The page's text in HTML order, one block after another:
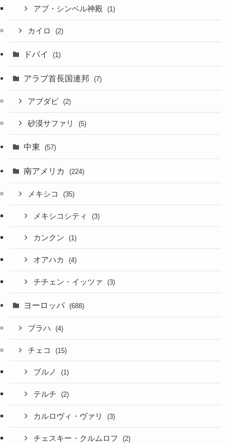
アブ・シンベル神殿 (1)
カイロ (2)
ドバイ (1)
アラブ首長国連邦 (7)
アブダビ (2)
砂漠サファリ (5)
中東 (57)
南アメリカ (224)
メキシコ (35)
メキシコシティ (3)
カンクン (1)
オアハカ (4)
チチェン・イッツァ (3)
ヨーロッパ (688)
プラハ (4)
チェコ (15)
ブルノ (1)
テルチ (2)
カルロヴィ・ヴァリ (3)
チェスキー・クルムロフ (2)